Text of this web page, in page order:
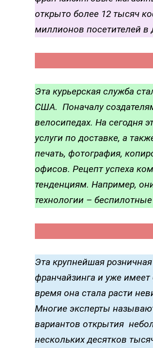
открыто более 12 тысяч
миллионов посетителей в
Эта курьерская служба
США. Поначалу
велосипедах. На сегодня
услуги по доставке, а
печать, фотография,
офисов. Рецепт успеха
тенденциям. Например,
технологии –
Эта крупнейшая
франчайзинга и уже
время она стала расти
Многие эксперты
вариантов открытия
нескольких десятков